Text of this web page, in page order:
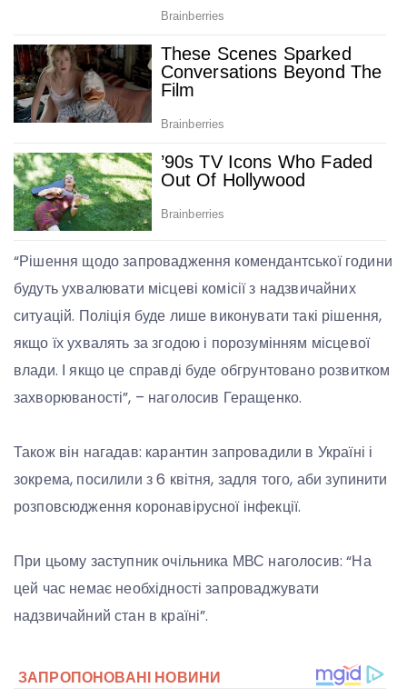
“Рішення щодо запровадження комендантської години
будуть ухвалювати місцеві комісії з надзвичайних
ситуацій. Поліція буде лише виконувати такі рішення,
якщо їх ухвалять за згодою і порозумінням місцевої
влади. І якщо це справді буде обгрунтовано розвитком
захворюваності”, – наголосив Геращенко.
Також він нагадав: карантин запровадили в Україні і
зокрема, посилили з 6 квітня, задля того, аби зупинити
розповсюдження коронавірусної інфекції.
При цьому заступник очільника МВС наголосив: “На
цей час немає необхідності запроваджувати
надзвичайний стан в країні”.